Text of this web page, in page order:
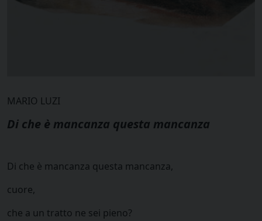
MARIO LUZI
Di che è mancanza questa mancanza
Di che è mancanza questa mancanza,
cuore,
che a un tratto ne sei pieno?